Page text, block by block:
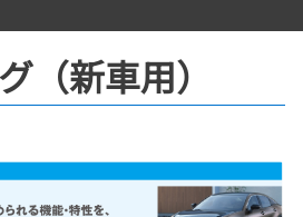
（新車用）